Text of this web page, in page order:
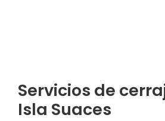
Servicios de
Isla Suaces